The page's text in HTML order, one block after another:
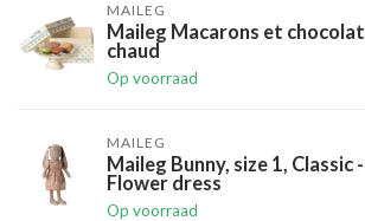
MAILEG
Maileg Macarons et chocolat
chaud
Op voorraad
MAILEG
Maileg Bunny, size 1, Classic -
Flower dress
Op voorraad